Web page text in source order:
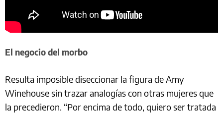
El negocio del morbo
Resulta imposible diseccionar la figura de Amy
Winehouse sin trazar analogías con otras mujeres que
la precedieron. “Por encima de todo, quiero ser tratada